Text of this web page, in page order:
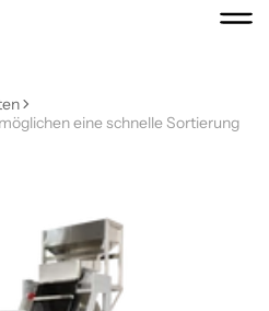
eine schnelle Sortierung